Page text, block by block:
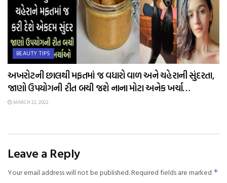
BEAUTY TIPS
અખરોટની છાલથી મફતમાં જ વધારો વાળ અને ચહેરાની સુંદરતા,
જાણો ઉપયોગની રીત બચી જશે નાના મોટા અનેક ખર્ચા…
MARCH 22, 2022
Leave a Reply
Your email address will not be published.Required fields are marked *